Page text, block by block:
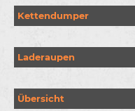
Kettendumper
Laderaupen
Übersicht